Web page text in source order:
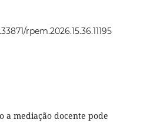
rpem.2026.15.36.11195
a mediação docente pode